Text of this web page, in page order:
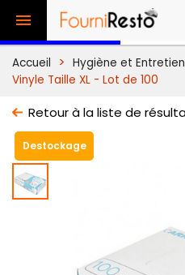

Accueil Hygiène et Entretien
Vinyle Taille XL - Lot de 100
Retour à la liste de
Destockage